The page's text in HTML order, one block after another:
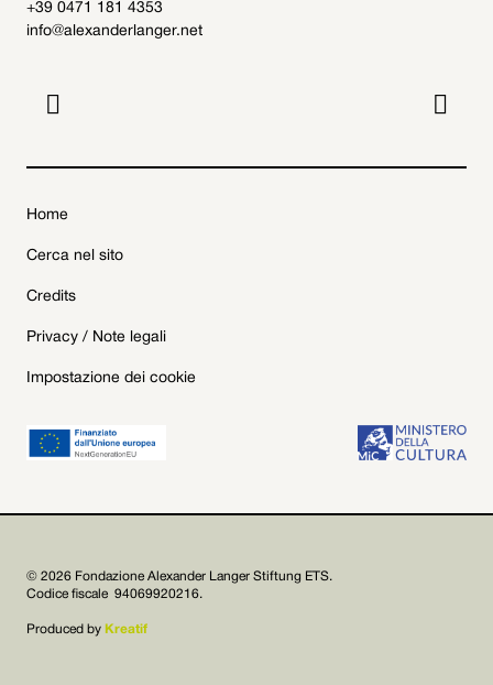
+39 0471 181 4353
info@alexanderlanger.net
 
Home
Cerca nel sito
Credits
Privacy / Note legali
Impostazione dei cookie
© 2026 Fondazione Alexander Langer Stiftung ETS.
Codice fiscale 94069920216.
Produced by Kreatif